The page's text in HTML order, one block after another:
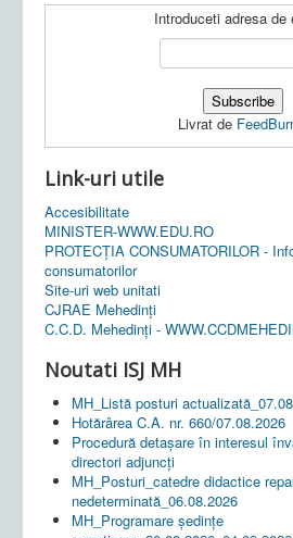
Introduceti adresa de
Livrat de
Link-uri utile
Accesibilitate
MINISTER-WWW.EDU.RO
PROTECȚIA CONSUMATORILOR -
consumatorilor
Site-uri web unitati
CJRAE Mehedinți
C.C.D. Mehedinţi -
Noutati ISJ MH
MH_Listă posturi
Hotărârea C.A. nr. 660/07.08.2026
Procedură detașare în interesul
directori adjuncți
MH_Posturi_catedre didactice
nedeterminată_06.08.2026
MH_Programare ședințe